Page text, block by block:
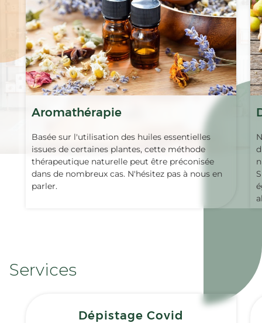
Aromathérapie
Basée sur l'utilisation des huiles essentielles
issues de certaines plantes, cette méthode
thérapeutique naturelle peut être préconisée
dans de nombreux cas. N'hésitez pas à nous en
parler.
Services
Dépistage Covid